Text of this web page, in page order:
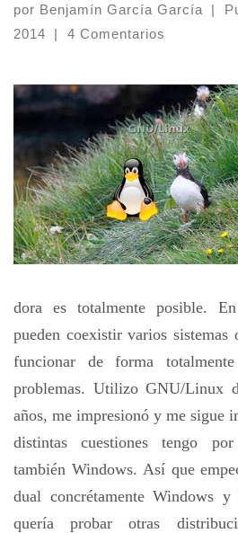
por Benjamín García García |
2014
| 4 Comentarios
dora es totalmente posible. En
pueden coexistir varios sistemas
funcionar de forma
problemas. Utilizo GNU/Linux
años, me impresionó y me sigue
distintas cuestiones tengo
también Windows. Así que
dual concrétamente Windows y
quería probar otras